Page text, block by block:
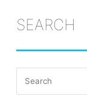
SEARCH
Search
for: